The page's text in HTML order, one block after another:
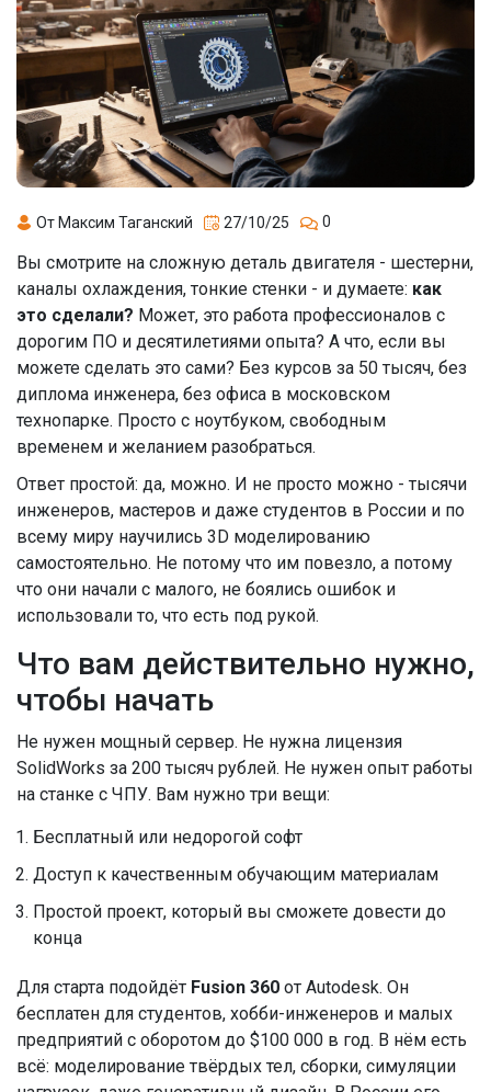
От Максим Таганский 27/10/25 0
Вы смотрите на сложную деталь двигателя - шестерни,
каналы охлаждения, тонкие стенки - и думаете: как
это сделали? Может, это работа профессионалов с
дорогим ПО и десятилетиями опыта? А что, если вы
можете сделать это сами? Без курсов за 50 тысяч, без
диплома инженера, без офиса в московском
технопарке. Просто с ноутбуком, свободным
временем и желанием разобраться.
Ответ простой: да, можно. И не просто можно - тысячи
инженеров, мастеров и даже студентов в России и по
всему миру научились 3D моделированию
самостоятельно. Не потому что им повезло, а потому
что они начали с малого, не боялись ошибок и
использовали то, что есть под рукой.
Что вам действительно нужно,
чтобы начать
Не нужен мощный сервер. Не нужна лицензия
SolidWorks за 200 тысяч рублей. Не нужен опыт работы
на станке с ЧПУ. Вам нужно три вещи:
Бесплатный или недорогой софт
Доступ к качественным обучающим материалам
Простой проект, который вы сможете довести до
конца
Для старта подойдёт Fusion 360 от Autodesk. Он
бесплатен для студентов, хобби-инженеров и малых
предприятий с оборотом до $100 000 в год. В нём есть
всё: моделирование твёрдых тел, сборки, симуляции